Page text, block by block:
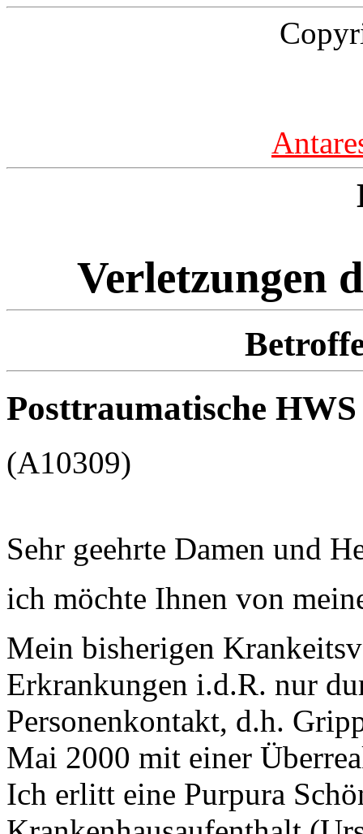
Verletzungen
Posttraumatische HWS
(A10309)
Sehr geehrte Damen und
ich möchte Ihnen von
Mein bisherigen
Erkrankungen i.d.R. nur
Personenkontakt, d.h.
Mai 2000 mit einer
Ich erlitt eine Purpura